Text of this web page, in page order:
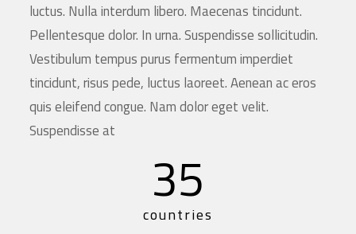
luctus. Nulla interdum libero. Maecenas tincidunt.
Pellentesque dolor. In urna. Suspendisse sollicitudin.
Vestibulum tempus purus fermentum imperdiet
tincidunt, risus pede, luctus laoreet. Aenean ac eros
quis eleifend congue. Nam dolor eget velit.
Suspendisse at
35
countries